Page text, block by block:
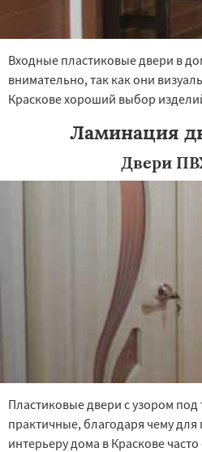
Лесной Городок
Малаховка
Михнево Монино Нахабино
Некрасовское Обухово
Правдинский
Решетниково
Свердловск Северный Софрино
Томилино Тучково Уваровка
Черкизово Черусти Шаховская
Входные пластиковые двери в
внимательно, так как они
Краскове хороший выбор
Ламинация
Двери
Пластиковые двери с узором
практичные, благодаря чему
интерьеру дома в Краскове
Даю согласие на обработку